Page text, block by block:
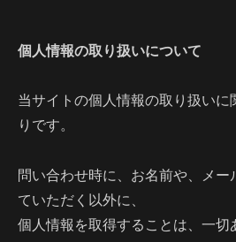
個人情報の取り扱いについて
当サイトの個人情報の取り扱いに
りです。
問い合わせ時に、お名前や、メー
ていただく以外に、
個人情報を取得することは、一切